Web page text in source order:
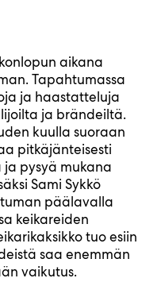
aikana
Tapahtumassa
ja haastatteluja
ja brändeiltä.
kuulla suoraan
pitkäjänteisesti
pysyä mukana
Sami Sykkö
päälavalla
keikareiden
tuo esiin
saa enemmän
vaikutus.